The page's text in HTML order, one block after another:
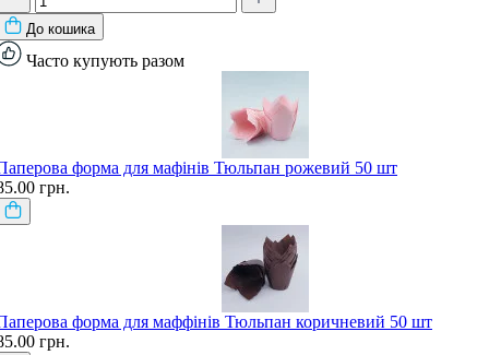
До кошика
Часто купують разом
форма для мафінів Тюльпан рожевий 50 шт
грн.
форма для маффінів Тюльпан коричневий 50 шт
грн.